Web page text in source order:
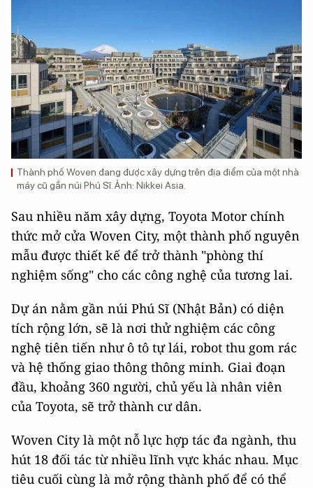
Thành phố Woven đang được xây dựng trên địa điểm của một nhà
máy cũ gần núi Phú Sĩ. Ảnh: Nikkei Asia.
Sau nhiều năm xây dựng, Toyota Motor chính
thức mở cửa Woven City, một thành phố nguyên
mẫu được thiết kế để trở thành "phòng thí
nghiệm sống" cho các công nghệ của tương lai.
Dự án nằm gần núi Phú Sĩ (Nhật Bản) có diện
tích rộng lớn, sẽ là nơi thử nghiệm các công
nghệ tiên tiến như ô tô tự lái, robot thu gom rác
và hệ thống giao thông thông minh. Giai đoạn
đầu, khoảng 360 người, chủ yếu là nhân viên
của Toyota, sẽ trở thành cư dân.
Woven City là một nỗ lực hợp tác đa ngành, thu
hút 18 đối tác từ nhiều lĩnh vực khác nhau. Mục
tiêu cuối cùng là mở rộng thành phố để có thể